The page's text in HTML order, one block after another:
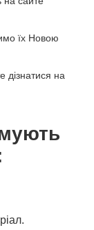
їх Новою
дізнатися на